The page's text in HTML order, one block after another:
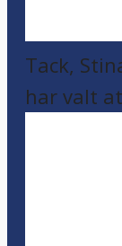
Tack,
har valt